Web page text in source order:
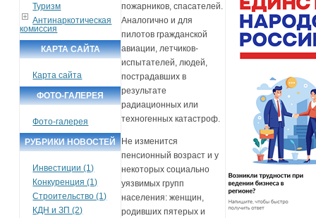
Туризм
Антинаркотическая
комиссия
КАРТА САЙТА
Карта сайта
ФОТО-ГАЛЕРЕЯ
Фото-галерея
РУБРИКИ НОВОСТЕЙ
Инвестиции (1)
Конкуренция (1)
Строительство (1)
КДН и ЗП (2)
пожарников, спасателей.
Аналогично и для
пилотов гражданской
авиации, летчиков-
испытателей, людей,
пострадавших в
результате
радиационных или
техногенных катастроф.
Не изменится
пенсионный возраст и у
некоторых социально
уязвимых групп
населения: женщин,
родивших пятерых и